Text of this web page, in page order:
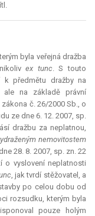
byla veřejná dražba
ex tunc. S touto
k předmětu dražby na
ale na základě právní
č. 26/2000 Sb., o
ze dne 6. 12. 2007, sp.
dražbu za neplatnou,
nemovitostem
28. 8. 2007, sp. zn. 22
o vyslovení neplatnosti
, jak tvrdí stěžovatel, a
po celou dobu od
rozsudku, kterým byla
pouze holým